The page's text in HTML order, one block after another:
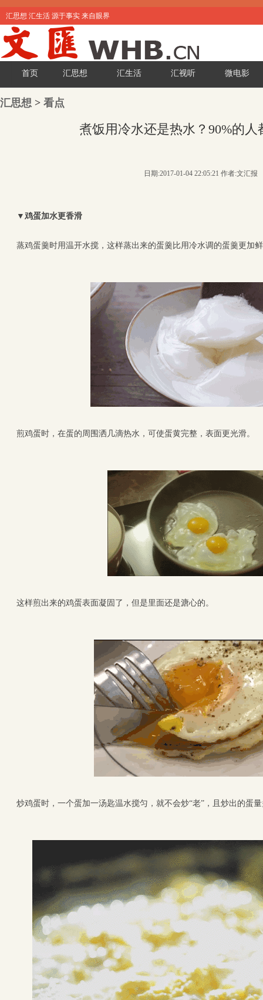
汇思想 汇生活 源于事实 来自眼界
首页 汇思想 汇生活 汇视听 微电影
汇思想 > 看点
煮饭用冷水还是热水？90%的人
日期:2017-01-04 22:05:21 作者:文汇报
▼ 鸡蛋加水更香滑
蒸鸡蛋羹时用温开水搅，这样蒸出来的蛋羹比用冷水调的蛋羹更加
煎鸡蛋时，在蛋的周围洒几滴热水，可使蛋黄完整，表面更光滑。
这样煎出来的鸡蛋表面凝固了，但是里面还是溏心的。
炒鸡蛋时，一个蛋加一汤匙温水搅匀，就不会炒“老”，且炒出的蛋